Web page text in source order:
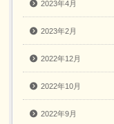
2023年4月
2023年2月
2022年12月
2022年10月
2022年9月